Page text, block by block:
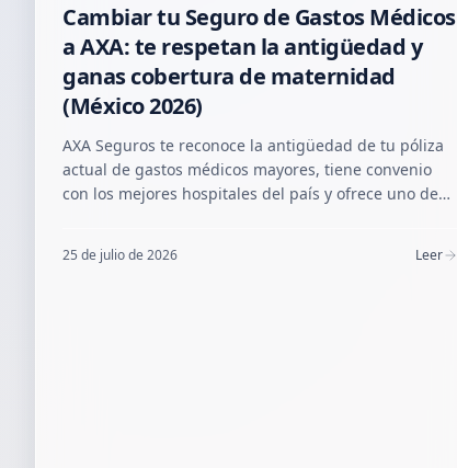
Cambiar tu Seguro de Gastos Médicos
a AXA: te respetan la antigüedad y
ganas cobertura de maternidad
(México 2026)
AXA Seguros te reconoce la antigüedad de tu póliza
actual de gastos médicos mayores, tiene convenio
con los mejores hospitales del país y ofrece uno de
tus preexistencias.
25 de julio de 2026 Leer